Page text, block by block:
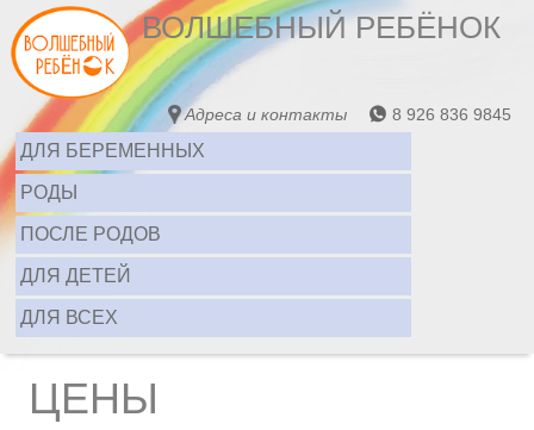
ВОЛШЕБНЫЙ РЕБЁНОК
Адреса и контакты 8 926 836 9845
ДЛЯ БЕРЕМЕННЫХ
РОДЫ
ПОСЛЕ РОДОВ
ДЛЯ ДЕТЕЙ
ДЛЯ ВСЕХ
ЦЕНЫ